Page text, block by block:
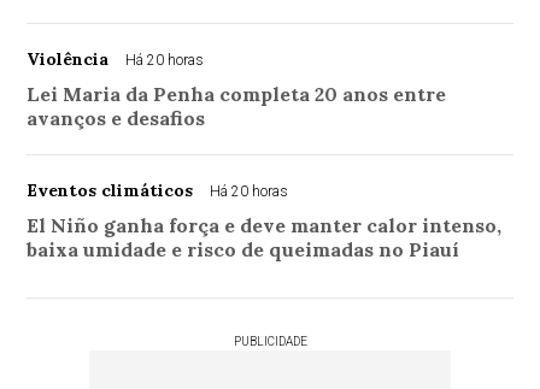
Violência Há 20 horas
Lei Maria da Penha completa 20 anos entre
avanços e desafios
Eventos climáticos Há 20 horas
El Niño ganha força e deve manter calor intenso,
baixa umidade e risco de queimadas no Piauí
PUBLICIDADE